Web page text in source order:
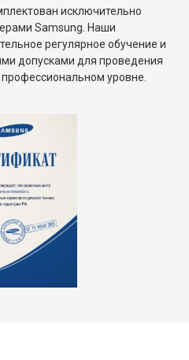
исключительно
Samsung. Наши
регулярное обучение и
допусками для проведения
уровне.